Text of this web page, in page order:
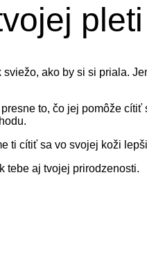
pleti
ako by si si priala.
to, čo jej pomôže cítiť
ti cítiť sa vo svojej koži
tebe aj tvojej prirodzenosti.